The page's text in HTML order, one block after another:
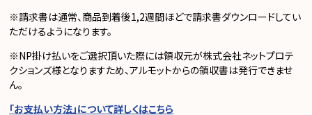
※請求書は通常、商品到着後1,2週間ほどで請求書ダウンロードしてい
ただけるようになります。
※NP掛け払いをご選択頂いた際には領収元が株式会社ネットプロテ
クションズ様となりますため、アルモットからの領収書は発行できませ
ん。
「お支払い方法」について詳しくはこちら